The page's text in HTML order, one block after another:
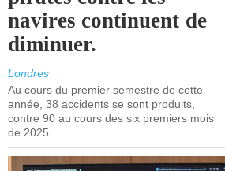
navires continuent de
diminuer.
Londres
Au cours du premier semestre de cette
année, 38 accidents se sont produits,
contre 90 au cours des six premiers mois
de 2025.